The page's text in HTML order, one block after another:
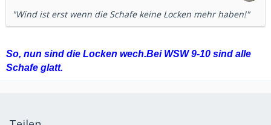
"Wind ist erst wenn die Schafe keine Locken mehr haben!"
So, nun sind die Locken wech.Bei WSW 9-10 sind alle
Schafe glatt.